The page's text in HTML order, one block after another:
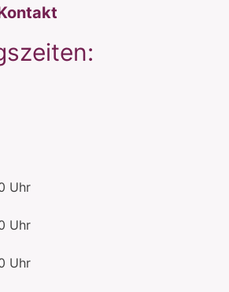
Uhr
Uhr
Uhr